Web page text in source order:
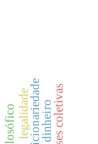
discricionariedade
legalidade